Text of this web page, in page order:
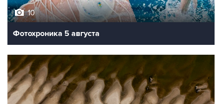
10
Фотохроника 5 августа